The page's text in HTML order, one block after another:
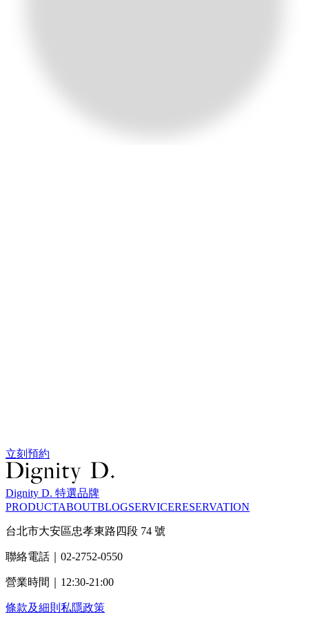
立刻預約
Dignity D. 特選品牌
PRODUCTABOUTBLOGSERVICERESERVATION
台北市大安區忠孝東路四段 74 號
聯絡電話｜02-2752-0550
營業時間｜12:30-21:00
條款及細則 私隱政策